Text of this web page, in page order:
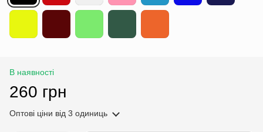
В наявності
260 грн
Оптові ціни від 3 одиниць